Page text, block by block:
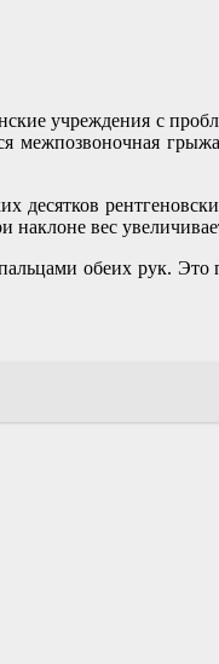
учреждения с
межпозвоночная
десятков
вес
обеих рук. Это